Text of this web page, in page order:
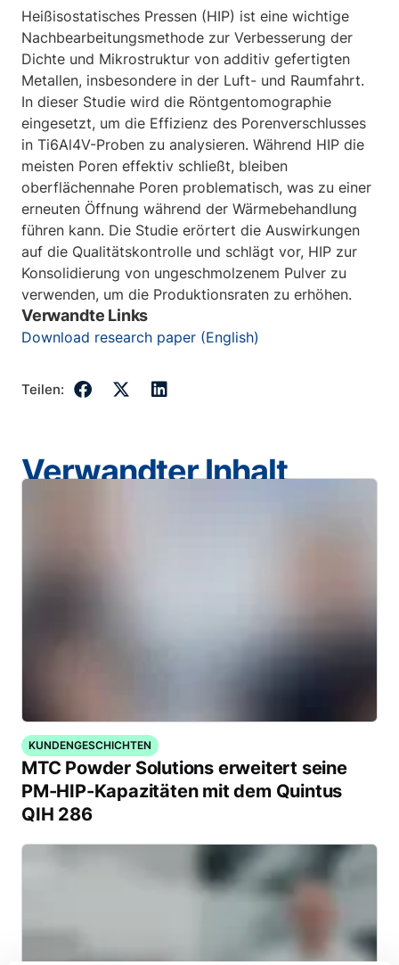
Heißisostatisches Pressen (HIP) ist eine wichtige
Nachbearbeitungsmethode zur Verbesserung der
Dichte und Mikrostruktur von additiv gefertigten
Metallen, insbesondere in der Luft- und Raumfahrt.
In dieser Studie wird die Röntgentomographie
eingesetzt, um die Effizienz des Porenverschlusses
in Ti6Al4V-Proben zu analysieren. Während HIP die
meisten Poren effektiv schließt, bleiben
oberflächennahe Poren problematisch, was zu einer
erneuten Öffnung während der Wärmebehandlung
führen kann. Die Studie erörtert die Auswirkungen
auf die Qualitätskontrolle und schlägt vor, HIP zur
Konsolidierung von ungeschmolzenem Pulver zu
verwenden, um die Produktionsraten zu erhöhen.
Verwandte Links
Download research paper (English)
Teilen:
Verwandter Inhalt
KUNDENGESCHICHTEN
MTC Powder Solutions erweitert seine
PM-HIP-Kapazitäten mit dem Quintus
QIH 286